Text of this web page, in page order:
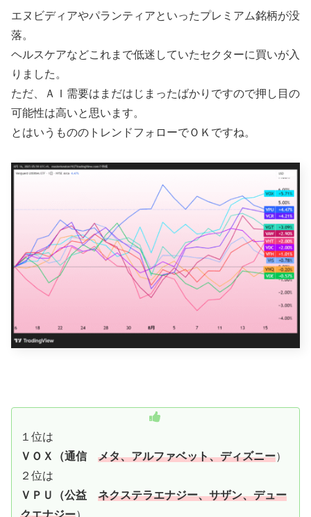
エヌビディアやパランティアといったプレミアム銘柄が没
落。
ヘルスケアなどこれまで低迷していたセクターに買いが入
りました。
ただ、ＡＩ需要はまだはじまったばかりですので押し目の
可能性は高いと思います。
とはいうもののトレンドフォローでＯＫですね。
１位は
ＶＯＸ（通信 メタ、アルファベット、ディズニー）
２位は
ＶＰＵ（公益 ネクステラエナジー、サザン、デュー